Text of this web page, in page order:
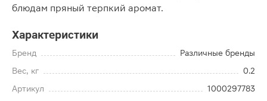
блюдам пряный терпкий аромат.
Характеристики
Бренд
Различные бренды
Вес, кг
0.2
Артикул
1000297783